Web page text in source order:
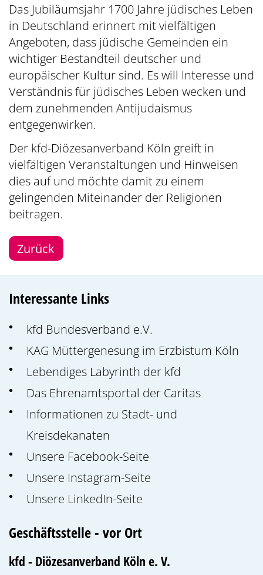
Das Jubiläumsjahr 1700 Jahre jüdisches Leben
in Deutschland erinnert mit vielfältigen
Angeboten, dass jüdische Gemeinden ein
wichtiger Bestandteil deutscher und
europäischer Kultur sind. Es will Interesse und
Verständnis für jüdisches Leben wecken und
dem zunehmenden Antijudaismus
entgegenwirken.
Der kfd-Diözesanverband Köln greift in
vielfältigen Veranstaltungen und Hinweisen
dies auf und möchte damit zu einem
gelingenden Miteinander der Religionen
beitragen.
Zurück
Interessante Links
kfd Bundesverband e.V.
KAG Müttergenesung im Erzbistum Köln
Lebendiges Labyrinth der kfd
Das Ehrenamtsportal der Caritas
Informationen zu Stadt- und
Kreisdekanaten
Unsere Facebook-Seite
Unsere Instagram-Seite
Unsere LinkedIn-Seite
Geschäftsstelle - vor Ort
kfd - Diözesanverband Köln e. V.